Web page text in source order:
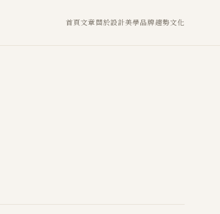
首頁文章關於設計美學品牌趨勢文化